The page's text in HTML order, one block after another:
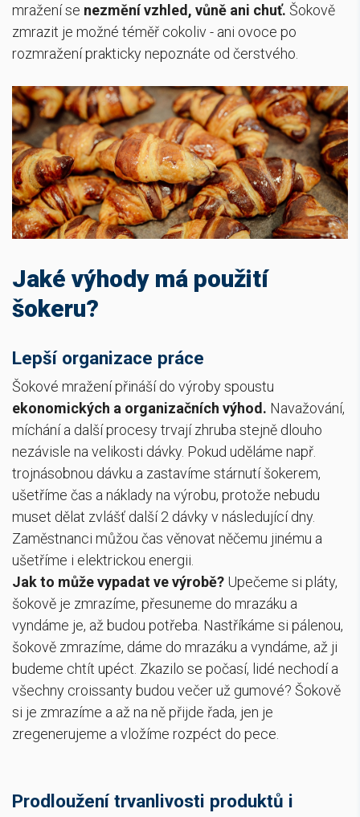
mražení se nezmění vzhled, vůně ani chuť. Šokově
zmrazit je možné téměř cokoliv - ani ovoce po
rozmražení prakticky nepoznáte od čerstvého.
Jaké výhody má použití
šokeru?
Lepší organizace práce
Šokové mražení přináší do výroby spoustu
ekonomických a organizačních výhod. Navažování,
míchání a další procesy trvají zhruba stejně dlouho
nezávisle na velikosti dávky. Pokud uděláme např.
trojnásobnou dávku a zastavíme stárnutí šokerem,
ušetříme čas a náklady na výrobu, protože nebudu
muset dělat zvlášť další 2 dávky v následující dny.
Zaměstnanci můžou čas věnovat něčemu jinému a
ušetříme i elektrickou energii.
Jak to může vypadat ve výrobě? Upečeme si pláty,
šokově je zmrazíme, přesuneme do mrazáku a
vyndáme je, až budou potřeba. Nastříkáme si pálenou,
šokově zmrazíme, dáme do mrazáku a vyndáme, až ji
budeme chtít upéct. Zkazilo se počasí, lidé nechodí a
všechny croissanty budou večer už gumové? Šokově
si je zmrazíme a až na ně přijde řada, jen je
zregenerujeme a vložíme rozpéct do pece.
Prodloužení trvanlivosti produktů i